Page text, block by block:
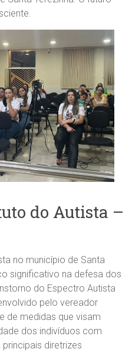
do Autista –
no município de Santa
significativo na defesa dos
do Espectro Autista
pelo vereador
de medidas que visam
dos indivíduos com
diretrizes